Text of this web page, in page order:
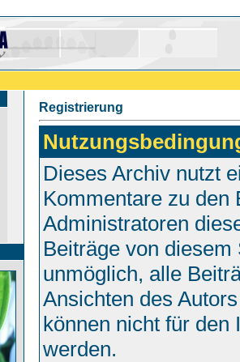
Registrierung
Dieses Archiv nutzt
Kommentare zu den
Administratoren
Beiträge von
unmöglich, alle
Ansichten des
können nicht für den
werden.